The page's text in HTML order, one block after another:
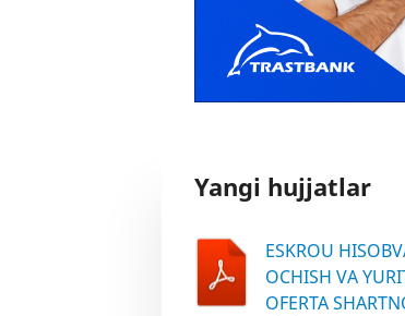
Yangi hujjatlar
ESKROU
OCHISH VA
OFERTA